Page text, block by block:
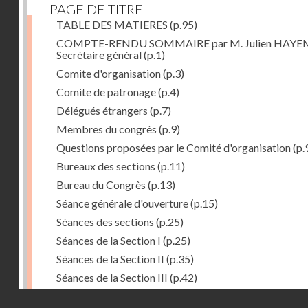
PAGE DE TITRE
TABLE DES MATIERES (p.95)
COMPTE-RENDU SOMMAIRE par M. Julien
Secrétaire général(p.1)
Comite d'organisation(p.3)
Comite de patronage(p.4)
Délégués étrangers (p.7)
Membres du congrès (p.9)
Questions proposées par le Comité d'organisation
Bureaux des sections (p.11)
Bureau du Congrès (p.13)
Séance générale d'ouverture(p.15)
Séances des sections (p.25)
Séances de la Section I (p.25)
Séances de la Section II (p.35)
Séances de la Section III (p.42)